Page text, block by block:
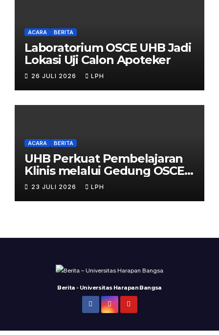
ACARA BERITA
Laboratorium OSCE UHB Jadi
Lokasi Uji Calon Apoteker
26 JULI 2026 LPH
ACARA BERITA
UHB Perkuat Pembelajaran
Klinis melalui Gedung OSCE
Terpadu
23 JULI 2026 LPH
Berita - Universitas Harapan Bangsa